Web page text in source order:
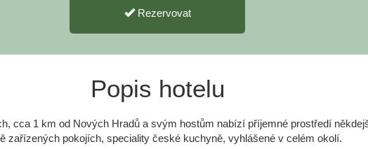
Rezervovat
Popis hotelu
cca 1 km od Nových Hradů a svým hostům nabízí příjemné prostředí
zařízených pokojích, speciality české kuchyně, vyhlášené v celém okolí.